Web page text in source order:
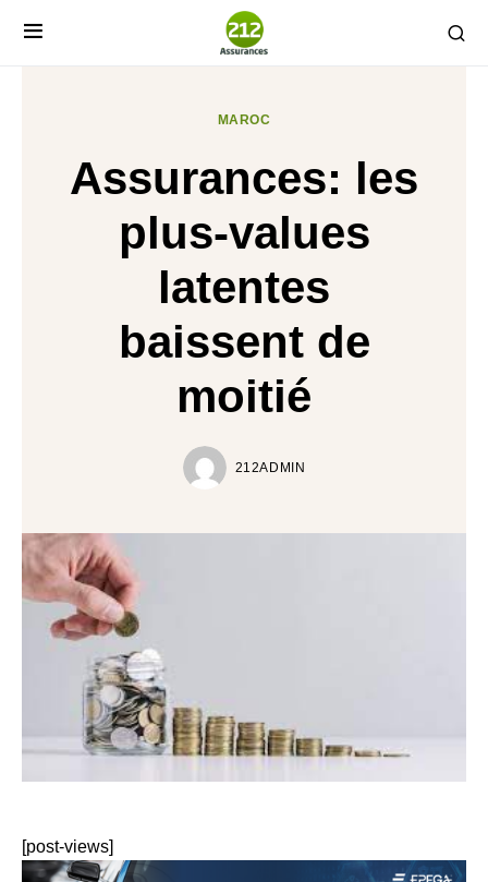
MAROC
Assurances: les
plus-values
latentes
baissent de
moitié
212ADMIN
[post-views]